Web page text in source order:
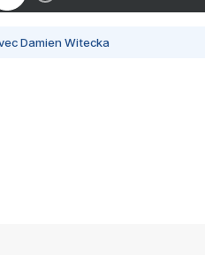
Damien Witecka